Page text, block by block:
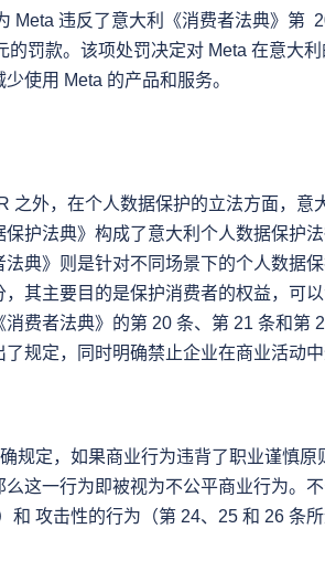
Meta 违反了意大利《消费者法典》第
的罚款。该项处罚决定对 Meta 在意大
使用 Meta 的产品和服务。
之外，在个人数据保护的立法方面，意
护法典》构成了意大利个人数据保护
法典》则是针对不同场景下的个人数据
其主要目的是保护消费者的权益，可
费者法典》的第 20 条、第 21 条和第
规定，同时明确禁止企业在商业活动中
规定，如果商业行为违背了职业谨慎
这一行为即被视为不公平商业行为。
和 攻击性的行为（第 24、25 和 26 条